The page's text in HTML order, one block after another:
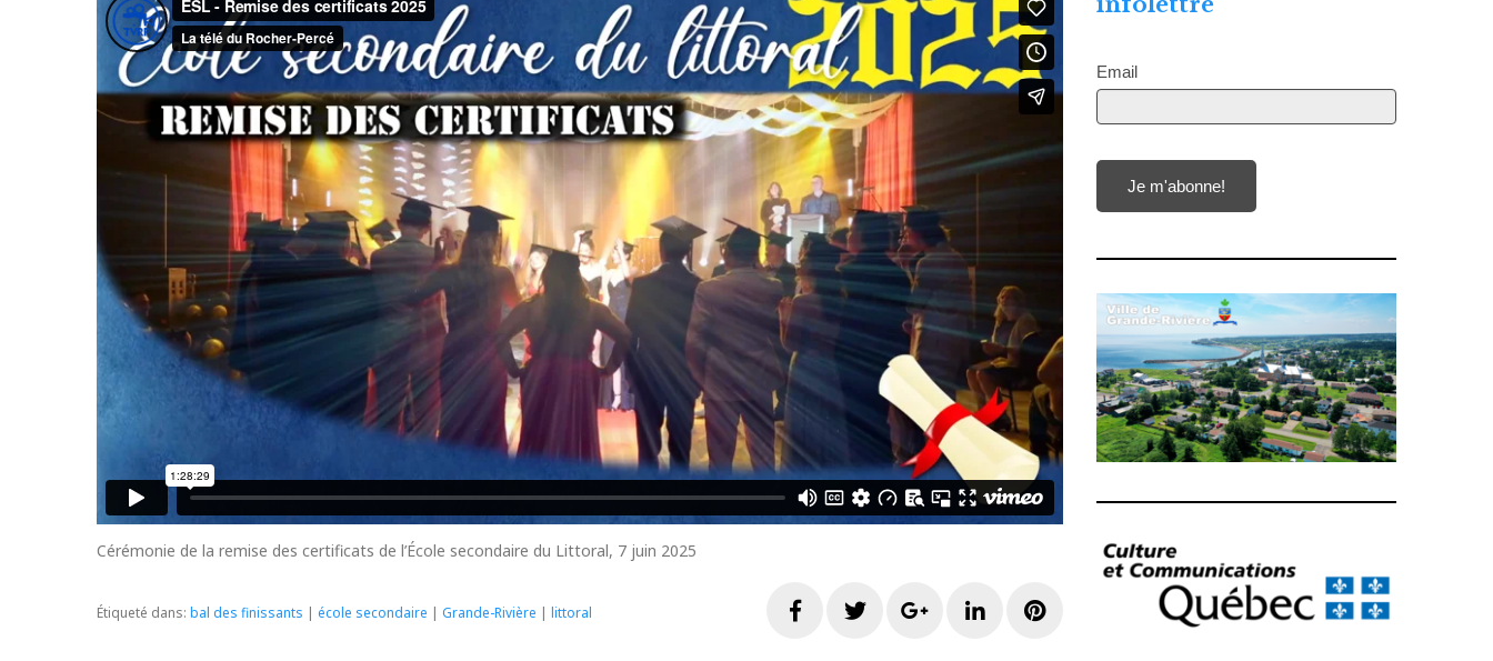
Cérémonie de la remise des certificats de l’École secondaire du Littoral, 7 juin 2025
Étiqueté dans: bal des finissants | école secondaire | Grande-Rivière | littoral FacebookTwitterGoogle+LinkedInPinterest
Email
Je m'abonne!